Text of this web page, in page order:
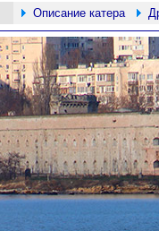
Описание катера